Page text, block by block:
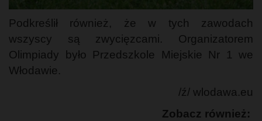
Podkreślił również, że w tych zawodach
wszyscy są zwycięzcami. Organizatorem
Olimpiady było Przedszkole Miejskie Nr 1 we
Włodawie.
/ź/ wlodawa.eu
Zobacz również: